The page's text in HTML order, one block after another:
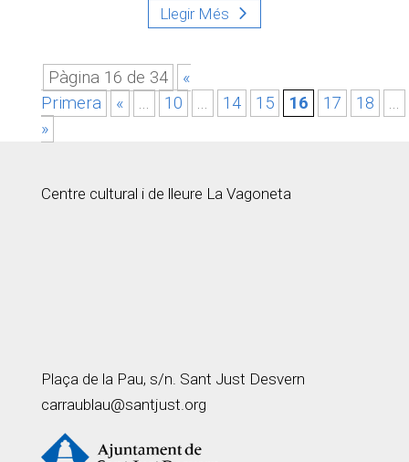
Llegir Més
Pàgina 16 de 34
«
Primera
« ... 10 ... 14 15 16 17 18
...
»
Centre cultural i de lleure La Vagoneta
Plaça de la Pau, s/n. Sant Just Desvern
carraublau@santjust.org